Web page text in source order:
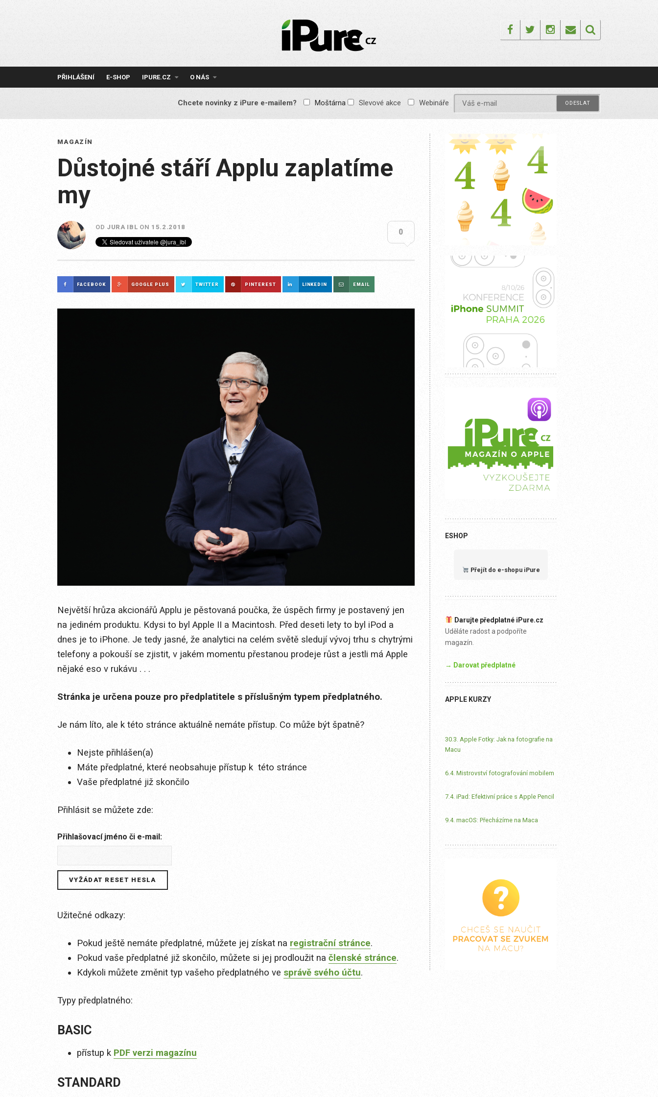
IPURE.CZ
Prémiový Apple e-
reklamy, žádné
obsah pro všechny
FacebookTwitterInstagram
Email
PŘIHLÁŠENÍ E-SHOP IPURE.CZ O NÁS
Chcete novinky z iPure e-mailem? Moštárna Slevové akce Webináře
MAGAZÍN
Důstojné stáří Applu zaplatíme
my
OD JURA IBL ON 15.2.2018
0
FACEBOOK GOOGLE PLUS TWITTER PINTEREST LINKEDIN EMAIL
Největší hrůza akcionářů Applu je pěstovaná poučka, že úspěch firmy je postavený jen
na jediném produktu. Kdysi to byl Apple II a Macintosh. Před deseti lety to byl iPod a
dnes je to iPhone. Je tedy jasné, že analytici na celém světě sledují vývoj trhu s chytrými
telefony a pokouší se zjistit, v jakém momentu přestanou prodeje růst a jestli má Apple
nějaké eso v rukávu . . .
Stránka je určena pouze pro předplatitele s příslušným typem předplatného.
Je nám líto, ale k této stránce aktuálně nemáte přístup. Co může být špatně?
Nejste přihlášen(a)
Máte předplatné, které neobsahuje přístup k této stránce
Vaše předplatné již skončilo
Přihlásit se můžete zde:
Přihlašovací jméno či e-mail:
Užitečné odkazy:
Pokud ještě nemáte předplatné, můžete jej získat na registrační stránce.
Pokud vaše předplatné již skončilo, můžete si jej prodloužit na členské stránce.
Kdykoli můžete změnit typ vašeho předplatného ve správě svého účtu.
Typy předplatného:
BASIC
přístup k PDF verzi magazínu
STANDARD
ESHOP
Přejít do e-shopu iPure
Darujte předplatné iPure.cz
Uděláte radost a podpoříte
magazín.
→ Darovat předplatné
APPLE KURZY
30.3. Apple Fotky: Jak na fotografie na
Macu
6.4. Mistrovství fotografování mobilem
7.4. iPad: Efektivní práce s Apple Pencil
9.4. macOS: Přecházíme na Maca